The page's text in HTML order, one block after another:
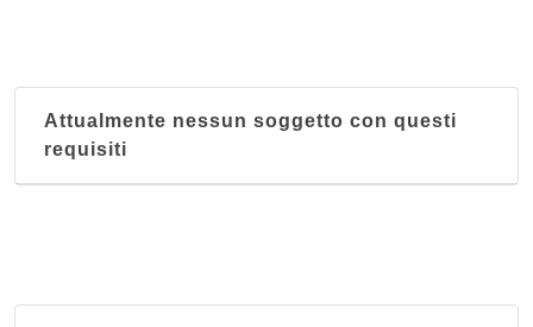
Attualmente nessun soggetto con questi
requisiti